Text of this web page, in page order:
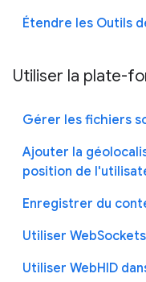
Étendre les Outils
Utiliser la plate-
Gérer les fichiers
Ajouter la
position de
Enregistrer du
Utiliser
Utiliser WebHID